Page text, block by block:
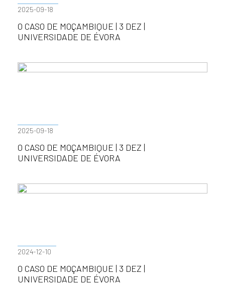
2025-09-18
O CASO DE MOÇAMBIQUE | 3 DEZ |
UNIVERSIDADE DE ÉVORA
2025-09-18
O CASO DE MOÇAMBIQUE | 3 DEZ |
UNIVERSIDADE DE ÉVORA
2024-12-10
O CASO DE MOÇAMBIQUE | 3 DEZ |
UNIVERSIDADE DE ÉVORA